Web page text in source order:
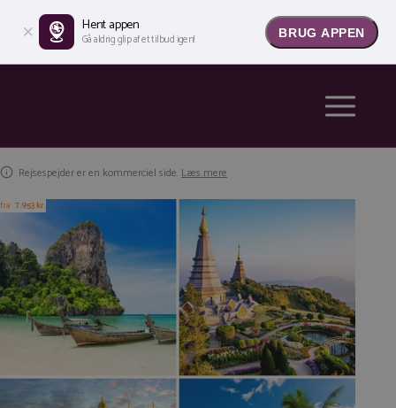
Rejsespejder er en kommerciel side. Læs mere
fra 7.953 kr.
Hent appen
Gå aldrig glip af et tilbud igen! BRUG APPEN